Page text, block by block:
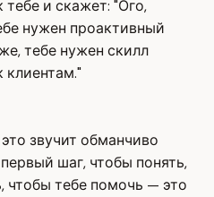
и скажет: "Ого,
нужен проактивный
тебе нужен скилл
клиентам."
звучит обманчиво
шаг, чтобы понять,
чтобы тебе помочь — это